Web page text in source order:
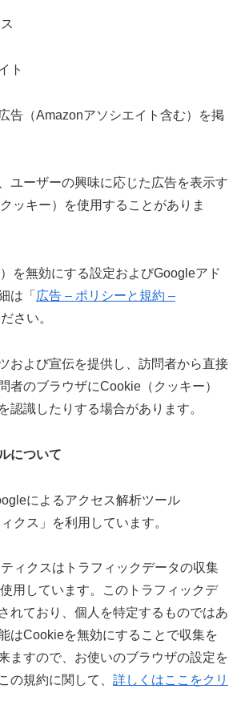
ト
告（Amazonアソシエイト含む）を掲
ユーザーの興味に応じた広告を表示す
ッキー）を使用することがありま
を無効にする設定およびGoogleアド
は「 広告 – ポリシーと規約 –
さい。
および宣伝を提供し、訪問者から直接
者のブラウザにCookie（クッキー）
認識したりする場合があります。
について
によるアクセス解析ツール
クス」を利用しています。
ィクスはトラフィックデータの収集
用しています。このトラフィックデ
れており、個人を特定するものではあ
はCookieを無効にすることで収集を
ますので、お使いのブラウザの設定を
の規約に関して、 詳しくはここをクリ